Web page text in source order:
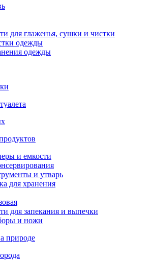
для глаженья, сушки и чистки
одежды
одежды
и емкости
и утварь
для хранения
для запекания и выпечки
и ножи
природе